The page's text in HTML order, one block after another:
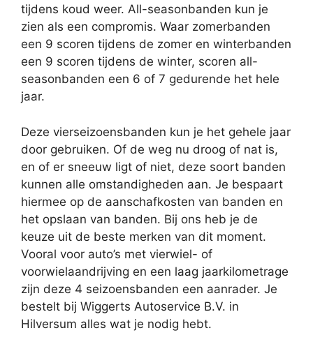
tijdens koud weer. All-seasonbanden kun je
zien als een compromis. Waar zomerbanden
een 9 scoren tijdens de zomer en winterbanden
een 9 scoren tijdens de winter, scoren all-
seasonbanden een 6 of 7 gedurende het hele
jaar.
Deze vierseizoensbanden kun je het gehele jaar
door gebruiken. Of de weg nu droog of nat is,
en of er sneeuw ligt of niet, deze soort banden
kunnen alle omstandigheden aan. Je bespaart
hiermee op de aanschafkosten van banden en
het opslaan van banden. Bij ons heb je de
keuze uit de beste merken van dit moment.
Vooral voor auto’s met vierwiel- of
voorwielaandrijving en een laag jaarkilometrage
zijn deze 4 seizoensbanden een aanrader. Je
bestelt bij Wiggerts Autoservice B.V. in
Hilversum alles wat je nodig hebt.